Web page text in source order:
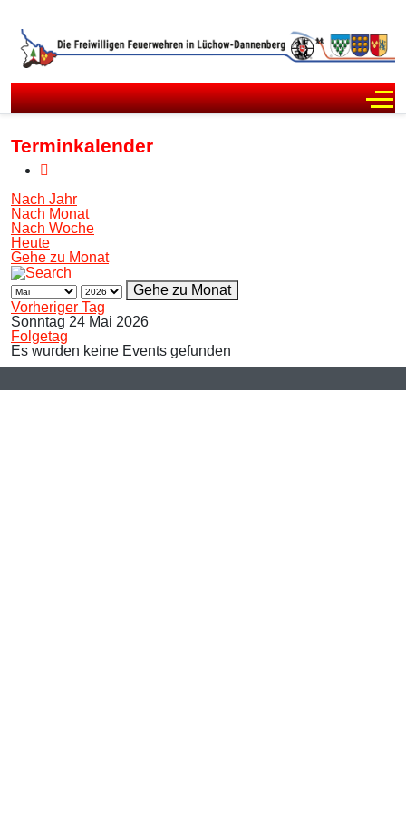
Terminkalender
Nach Jahr
Nach Monat
Nach Woche
Heute
Gehe zu Monat
Gehe zu Monat
Vorheriger Tag
Sonntag 24 Mai 2026
Folgetag
Es wurden keine Events gefunden